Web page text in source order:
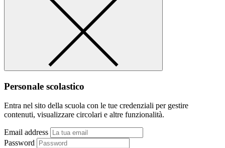
Personale scolastico
Entra nel sito della scuola con le tue credenziali per gestire
contenuti, visualizzare circolari e altre funzionalità.
Email address
Password